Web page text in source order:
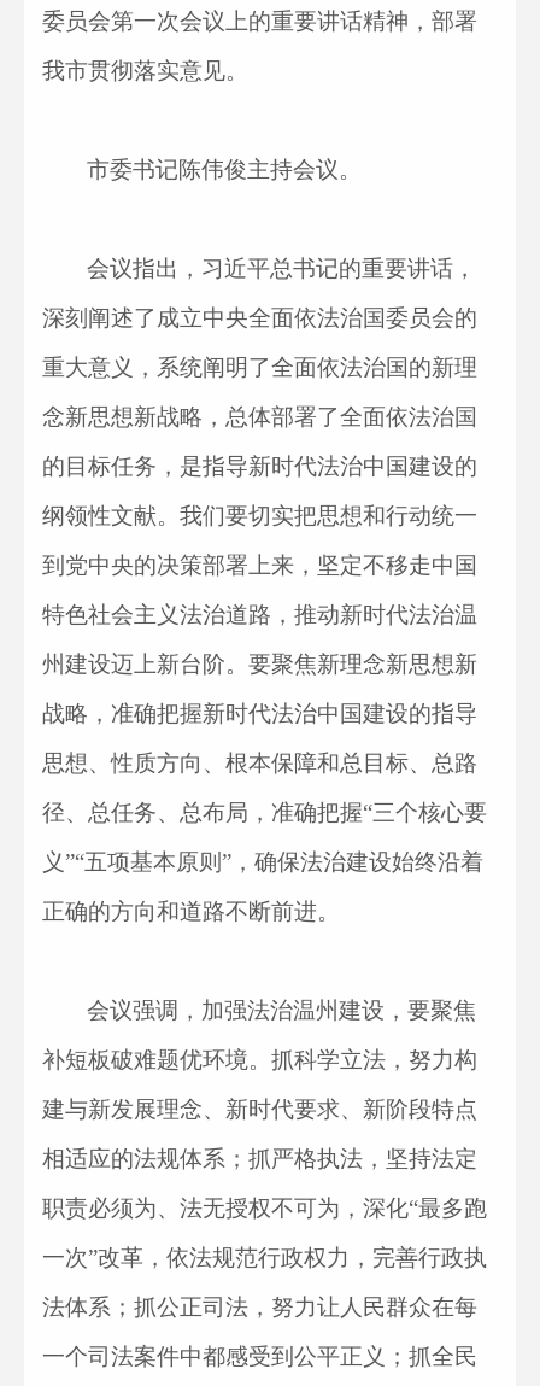
委员会第一次会议上的重要讲话精神，部署
我市贯彻落实意见。
市委书记陈伟俊主持会议。
会议指出，习近平总书记的重要讲话，
深刻阐述了成立中央全面依法治国委员会的
重大意义，系统阐明了全面依法治国的新理
念新思想新战略，总体部署了全面依法治国
的目标任务，是指导新时代法治中国建设的
纲领性文献。我们要切实把思想和行动统一
到党中央的决策部署上来，坚定不移走中国
特色社会主义法治道路，推动新时代法治温
州建设迈上新台阶。要聚焦新理念新思想新
战略，准确把握新时代法治中国建设的指导
思想、性质方向、根本保障和总目标、总路
径、总任务、总布局，准确把握“三个核心要
义”“五项基本原则”，确保法治建设始终沿着
正确的方向和道路不断前进。
会议强调，加强法治温州建设，要聚焦
补短板破难题优环境。抓科学立法，努力构
建与新发展理念、新时代要求、新阶段特点
相适应的法规体系；抓严格执法，坚持法定
职责必须为、法无授权不可为，深化“最多跑
一次”改革，依法规范行政权力，完善行政执
法体系；抓公正司法，努力让人民群众在每
一个司法案件中都感受到公平正义；抓全民